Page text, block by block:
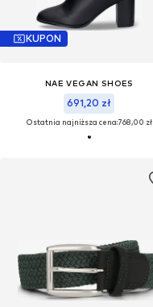
KUPON
NAE VEGAN SHOES
691,20 zł
Ostatnia najniższa cena:768,00 zł